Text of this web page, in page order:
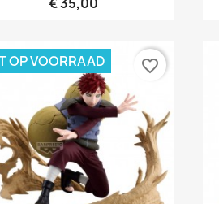
OP VOORRAAD favorite_border